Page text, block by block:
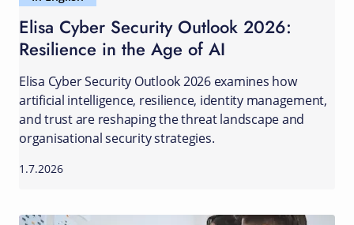
Elisa Cyber Security Outlook 2026:
Resilience in the Age of AI
Elisa Cyber Security Outlook 2026 examines how
artificial intelligence, resilience, identity management,
and trust are reshaping the threat landscape and
organisational security strategies.
1.7.2026